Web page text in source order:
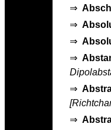
⇒
⇒
⇒
⇒
⇒
⇒